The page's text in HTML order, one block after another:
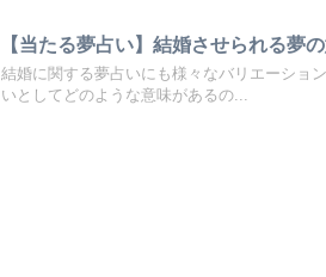
【当たる夢占い】結婚させられる夢
結婚に関する夢占いにも様々なバリエーショ
いとしてどのような意味があるの...